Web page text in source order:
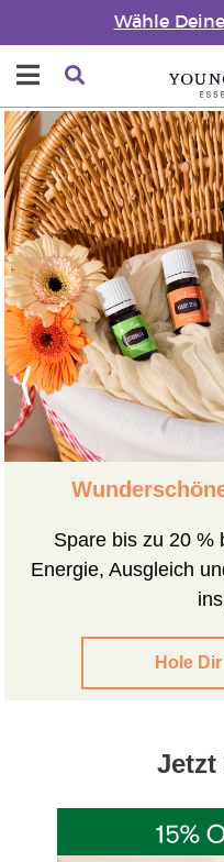
Wähle
Spare bis zu 20 %
Energie, Ausgleich
Hole
Previous
Jetzt